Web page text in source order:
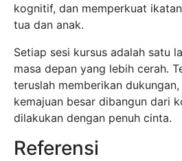
kognitif, dan memperkuat
tua dan anak.
Setiap sesi kursus adalah satu
masa depan yang lebih cerah.
teruslah memberikan
kemajuan besar dibangun dari
dilakukan dengan penuh cinta.
Referensi